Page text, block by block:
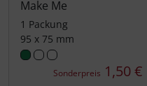
Make Me
1 Packung
95 x 75 mm
Sonderpreis 1,50 €